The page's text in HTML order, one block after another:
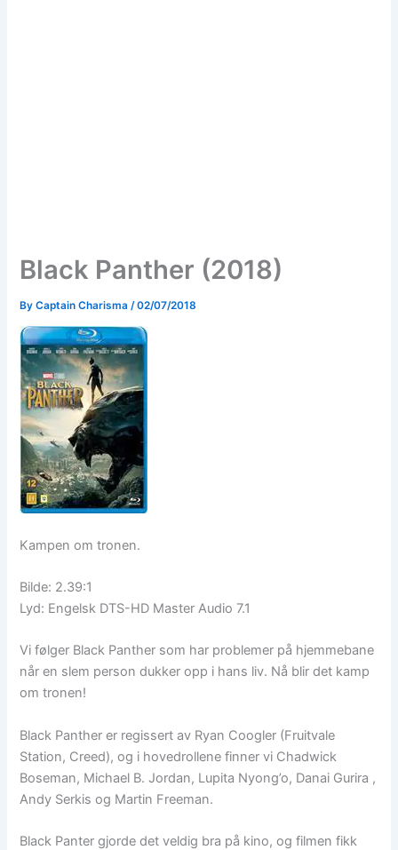
Black Panther (2018)
ByCaptain Charisma /02/07/2018
Kampen om tronen.
Bilde: 2.39:1
Lyd: Engelsk DTS-HD Master Audio 7.1
Vi følger Black Panther som har problemer på hjemmebane
når en slem person dukker opp i hans liv. Nå blir det kamp
om tronen!
Black Panther er regissert av Ryan Coogler (Fruitvale
Station, Creed), og i hovedrollene finner vi Chadwick
Boseman, Michael B. Jordan, Lupita Nyong’o, Danai Gurira ,
Andy Serkis og Martin Freeman.
Black Panter gjorde det veldig bra på kino, og filmen fikk